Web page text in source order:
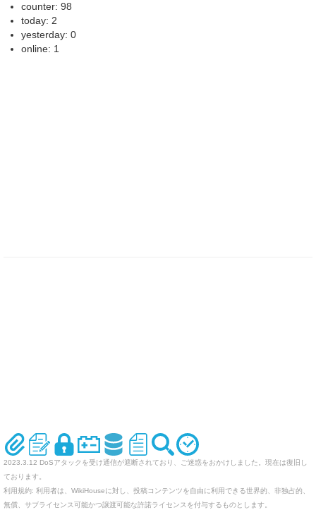
counter: 98
today: 2
yesterday: 0
online: 1
2023.3.12 DoSアタックを受け通信が遮断されており、ご迷惑をおかけしました。現在は復旧し
ております。
利用規約: 利用者は、WikiHouseに対し、投稿コンテンツを自由に利用できる世界的、非独占的、
無償、サブライセンス可能かつ譲渡可能な許諾ライセンスを付与するものとします。